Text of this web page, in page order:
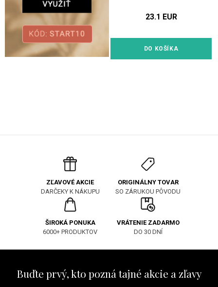
23.1 EUR
DO KOŠÍKA
ZĽAVOVÉ AKCIE
DARČEKY K NÁKUPU
ORIGINÁLNY TOVAR
SO ZÁRUKOU PÔVODU
ŠIROKÁ PONUKA
6000+ PRODUKTOV
VRÁTENIE ZADARMO
DO 30 DNÍ
Buďte prvý, kto pozná tajné akcie a zľavy